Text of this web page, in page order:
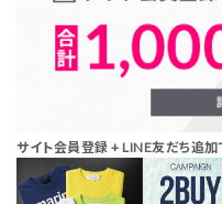
サイト会員登録 + LINE友だち追